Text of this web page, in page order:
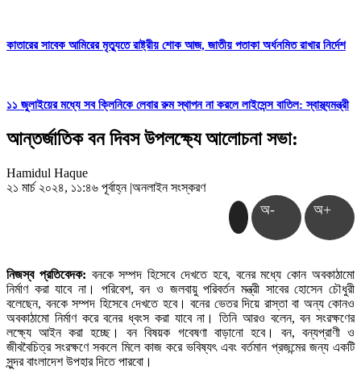
কাতারের সাবেক আমিরের মৃত্যুতে রাষ্ট্রীয় শোক আজ, জাতীয় পতাকা অর্ধনমিত রাখার নির্দেশ
১১ জুলাইয়ের মধ্যে সব ক্লিনিকে লেবার রুম স্থাপন না করলে লাইসেন্স বাতিল: স্বাস্থ্যমন্ত্রী
আন্তর্জাতিক বন দিবস উপলক্ষ্যে আলোচনা সভা:
Hamidul Haque
২১ মার্চ ২০২৪, ১১:৪৬ পূর্বাহ্ন |অনলাইন সংস্করণ
অ- অ+
নিজস্ব প্রতিবেদক: বনকে সম্পদ হিসেবে দেখতে হবে, বনের মধ্যে কোন অবকাঠামো
নির্মাণ করা যাবে না। পরিবেশ, বন ও জলবায়ু পরিবর্তন মন্ত্রী সাবের হোসেন চৌধুরী
বলেছেন, বনকে সম্পদ হিসেবে দেখতে হবে। বনের ভেতর দিয়ে রাস্তা বা অন্য কোনও
অবকাঠামো নির্মাণ করে বনের ধ্বংস করা যাবে না। তিনি আরও বলেন, বন সংরক্ষণের
লক্ষ্যে আইন করা হচ্ছে। বন বিষয়ক গবেষণা বাড়ানো হবে। বন, বন্যপ্রাণী ও
জীববৈচিত্র সংরক্ষণে সকলে মিলে কাজ করে ভবিষ্যৎ এবং বর্তমান প্রজন্মের জন্য একটি
সুন্দর বাংলাদেশ উপহার দিতে পারবো।